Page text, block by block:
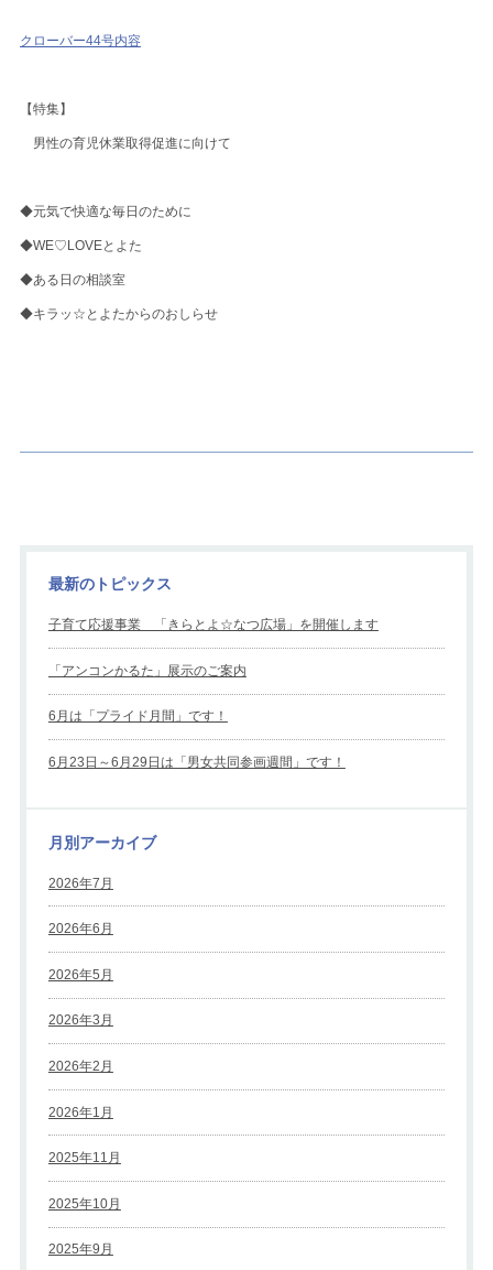
クローバー44号内容
【特集】
男性の育児休業取得促進に向けて
◆元気で快適な毎日のために
◆WE♡LOVEとよた
◆ある日の相談室
◆キラッ☆とよたからのおしらせ
最新のトピックス
子育て応援事業 「きらとよ☆なつ広場」を開催します
「アンコンかるた」展示のご案内
6月は「プライド月間」です！
6月23日～6月29日は「男女共同参画週間」です！
月別アーカイブ
2026年7月
2026年6月
2026年5月
2026年3月
2026年2月
2026年1月
2025年11月
2025年10月
2025年9月